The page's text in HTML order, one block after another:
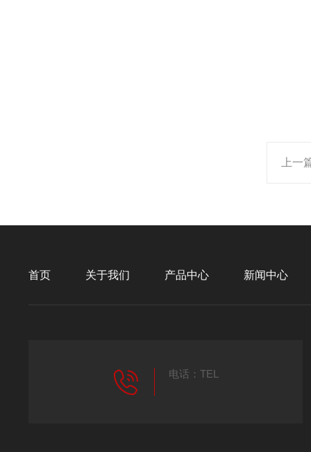
上一
首页 关于我们 产品中心 新闻中心
电话：TEL